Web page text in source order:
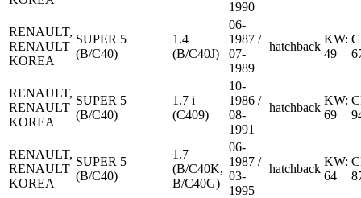
1990
RENAULT,
RENAULT
KOREA
SUPER 5
(B/C40)
1.4
(B/C40J)
06-
1987 /
07-
1989
hatchback
KW:
49
RENAULT,
RENAULT
KOREA
SUPER 5
(B/C40)
1.7 i
(C409)
10-
1986 /
08-
1991
hatchback
KW:
69
RENAULT,
RENAULT
KOREA
SUPER 5
(B/C40)
1.7
(B/C40K,
B/C40G)
06-
1987 /
03-
1995
hatchback
KW:
64